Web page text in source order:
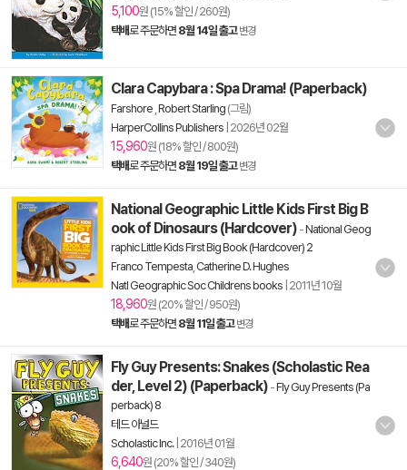
5,100원 (15% 할인 / 260원)
택배로 주문하면 8월 14일 출고 변경
Clara Capybara : Spa Drama! (Paperback)
Farshore Robert Starling (그림)
HarperCollins Publishers 2026년 02월
15,960원 (18% 할인 / 800원)
택배로 주문하면 8월 19일 출고 변경
National Geographic Little Kids First Big B
ook of Dinosaurs (Hardcover) -National Geog
raphic Little Kids First Big Book (Hardcover) 2
Franco Tempesta Catherine D. Hughes
Natl Geographic Soc Childrens books 2011년 10월
18,960원 (20% 할인 / 950원)
택배로 주문하면 8월 11일 출고 변경
Fly Guy Presents: Snakes (Scholastic Rea
der, Level 2) (Paperback) -Fly Guy Presents (Pa
perback) 8
테드 아널드
Scholastic Inc.| 2016년 01월
6,640원 (20% 할인 / 340원)